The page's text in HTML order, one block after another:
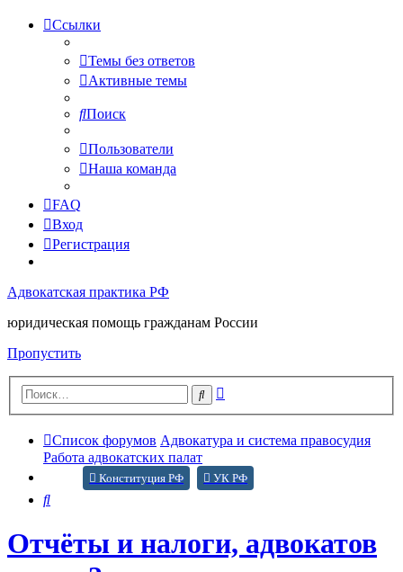
Ссылки
Темы без ответов
Активные темы
Поиск
Пользователи
Наша команда
FAQ
Вход
Регистрация
Адвокатская практика РФ
юридическая помощь гражданам России
Пропустить
Поиск
Список форумов Адвокатура и система правосудия
Работа адвокатских палат
Конституция РФ УК РФ
Поиск
Отчёты и налоги, адвокатов